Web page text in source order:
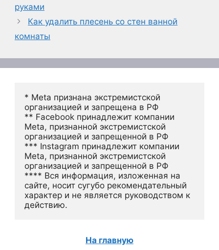
руками
Как удалить плесень со стен ванной
комнаты
* Meta признана экстремистской
организацией и запрещена в РФ
** Facebook принадлежит компании
Meta, признанной экстремистской
организацией и запрещенной в РФ
*** Instagram принадлежит компании
Meta, признанной экстремистской
организацией и запрещенной в РФ
**** Вся информация, изложенная на
сайте, носит сугубо рекомендательный
характер и не является руководством к
действию.
На главную